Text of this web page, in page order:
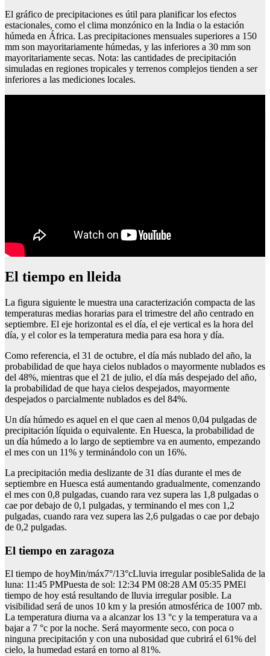
El gráfico de precipitaciones es útil para planificar los efectos
estacionales, como el clima monzónico en la India o la estación
húmeda en África. Las precipitaciones mensuales superiores a 150
mm son mayoritariamente húmedas, y las inferiores a 30 mm son
mayoritariamente secas. Nota: las cantidades de precipitación
simuladas en regiones tropicales y terrenos complejos tienden a ser
inferiores a las mediciones locales.
El tiempo en lleida
La figura siguiente le muestra una caracterización compacta de las
temperaturas medias horarias para el trimestre del año centrado en
septiembre. El eje horizontal es el día, el eje vertical es la hora del
día, y el color es la temperatura media para esa hora y día.
Como referencia, el 31 de octubre, el día más nublado del año, la
probabilidad de que haya cielos nublados o mayormente nublados es
del 48%, mientras que el 21 de julio, el día más despejado del año,
la probabilidad de que haya cielos despejados, mayormente
despejados o parcialmente nublados es del 84%.
Un día húmedo es aquel en el que caen al menos 0,04 pulgadas de
precipitación líquida o equivalente. En Huesca, la probabilidad de
un día húmedo a lo largo de septiembre va en aumento, empezando
el mes con un 11% y terminándolo con un 16%.
La precipitación media deslizante de 31 días durante el mes de
septiembre en Huesca está aumentando gradualmente, comenzando
el mes con 0,8 pulgadas, cuando rara vez supera las 1,8 pulgadas o
cae por debajo de 0,1 pulgadas, y terminando el mes con 1,2
pulgadas, cuando rara vez supera las 2,6 pulgadas o cae por debajo
de 0,2 pulgadas.
El tiempo en zaragoza
El tiempo de hoyMin/máx7°/13°cLluvia irregular posibleSalida de la
luna: 11:45 PMPuesta de sol: 12:34 PM 08:28 AM 05:35 PMEl
tiempo de hoy está resultando de lluvia irregular posible. La
visibilidad será de unos 10 km y la presión atmosférica de 1007 mb.
La temperatura diurna va a alcanzar los 13 °c y la temperatura va a
bajar a 7 °c por la noche. Será mayormente seco, con poca o
ninguna precipitación y con una nubosidad que cubrirá el 61% del
cielo, la humedad estará en torno al 81%.